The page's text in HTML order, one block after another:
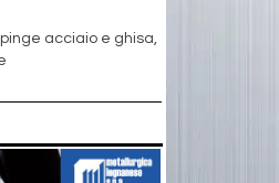
acciaio e ghisa,